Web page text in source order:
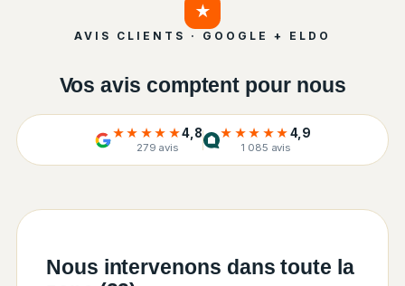
★
AVIS CLIENTS · GOOGLE + ELDO
Vos avis comptent pour nous
★★★★★4,8
279 avis
★★★★★4,9
1 085 avis
Nous intervenons dans toute la